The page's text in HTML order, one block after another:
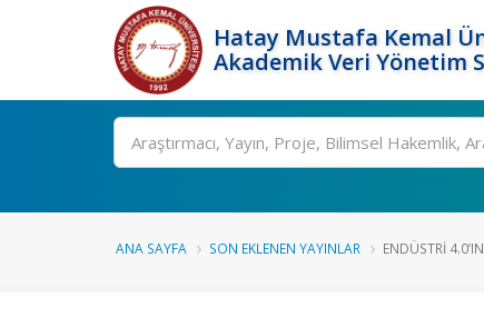
Hatay Mustafa Kemal
Akademik Veri Yönetim
Ara
ANA SAYFA SON EKLENEN YAYINLAR ENDÜSTRI